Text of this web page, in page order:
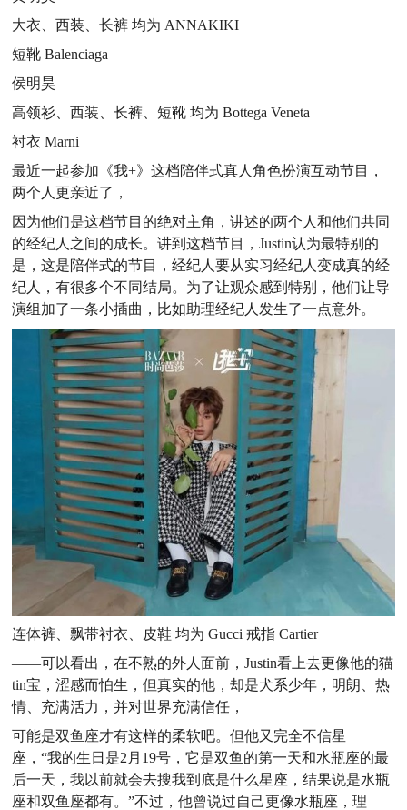
大衣、西装、长裤 均为 ANNAKIKI
短靴 Balenciaga
侯明昊
高领衫、西装、长裤、短靴 均为 Bottega Veneta
衬衣 Marni
最近一起参加《我+》这档陪伴式真人角色扮演互动节目，
两个人更亲近了，
因为他们是这档节目的绝对主角，讲述的两个人和他们共同
的经纪人之间的成长。讲到这档节目，Justin认为最特别的
是，这是陪伴式的节目，经纪人要从实习经纪人变成真的经
纪人，有很多个不同结局。为了让观众感到特别，他们让导
演组加了一条小插曲，比如助理经纪人发生了一点意外。
连体裤、飘带衬衣、皮鞋 均为 Gucci 戒指 Cartier
——可以看出，在不熟的外人面前，Justin看上去更像他的猫
tin宝，涩感而怕生，但真实的他，却是犬系少年，明朗、热
情、充满活力，并对世界充满信任，
可能是双鱼座才有这样的柔软吧。但他又完全不信星
座，“我的生日是2月19号，它是双鱼的第一天和水瓶座的最
后一天，我以前就会去搜我到底是什么星座，结果说是水瓶
座和双鱼座都有。”不过，他曾说过自己更像水瓶座，理